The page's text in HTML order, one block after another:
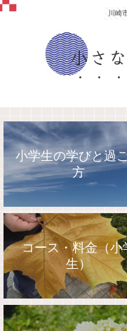
川崎
小さ
小学生の学びと過
方
コース・料金（小
生）